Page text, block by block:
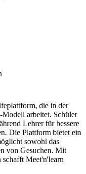
die in der
arbeitet. Schüler
Lehrer für bessere
Die Plattform bietet ein
sowohl das
von Gesuchen. Mit
Meet'n'learn